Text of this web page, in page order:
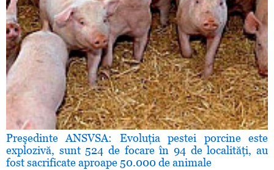
Preşedinte ANSVSA: Evoluţia pestei porcine este
explozivă, sunt 524 de focare în 94 de localităţi, au
fost sacrificate aproape 50.000 de animale